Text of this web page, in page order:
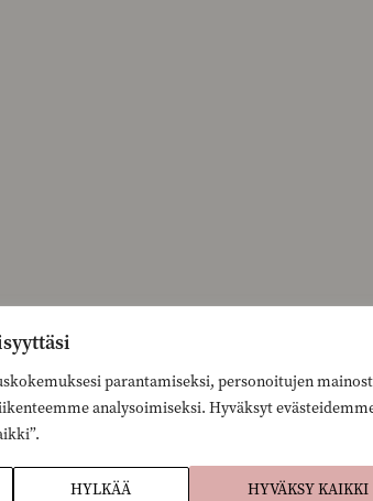
parantamiseksi, personoitujen
analysoimiseksi. Hyväksyt
HYLKÄÄ HYVÄKSY KAIKKI